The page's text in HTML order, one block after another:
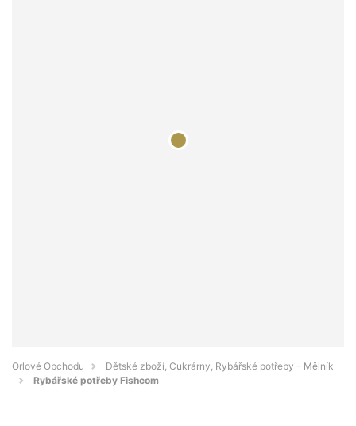
Orlové Obchodu
Dětské zboží, Cukrárny, Rybářské potřeby - Mělník
Rybářské potřeby Fishcom